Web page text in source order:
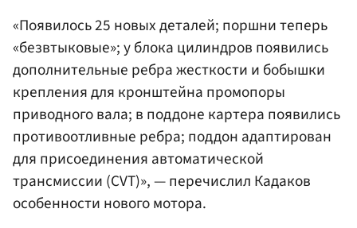
«Появилось 25 новых деталей; поршни теперь
«безвтыковые»; у блока цилиндров появились
дополнительные ребра жесткости и бобышки
крепления для кронштейна промопоры
приводного вала; в поддоне картера появились
противоотливные ребра; поддон адаптирован
для присоединения автоматической
трансмиссии (CVT)», — перечислил Кадаков
особенности нового мотора.